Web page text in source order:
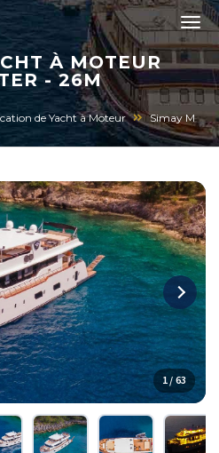
À MOTEUR
- 26M
de Yacht à Moteur Simay M
1 / 63